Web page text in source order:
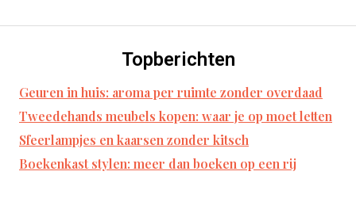
Topberichten
Geuren in huis: aroma per ruimte zonder overdaad
Tweedehands meubels kopen: waar je op moet letten
Sfeerlampjes en kaarsen zonder kitsch
Boekenkast stylen: meer dan boeken op een rij